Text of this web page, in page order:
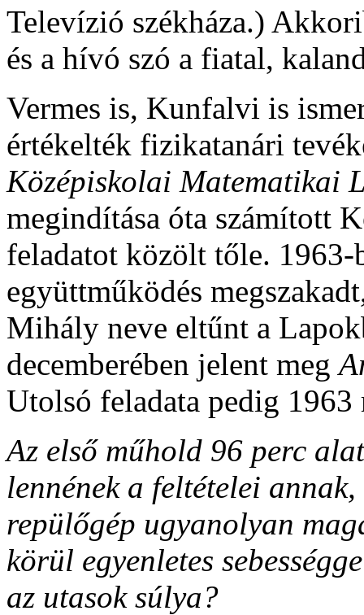
Televízió székháza.)
és a hívó szó a fiatal,
Vermes is, Kunfalvi is
értékelték fizikatanári
Középiskolai Matematikai
megindítása óta számított
feladatot közölt tőle. 1963-
együttműködés
Mihály neve eltűnt a
decemberében jelent meg
Utolsó feladata pedig 1963
Az első műhold 96 perc
lennének a feltételei
repülőgép ugyanolyan
körül egyenletes
az utasok súlya?